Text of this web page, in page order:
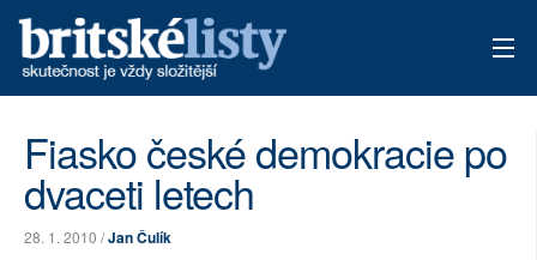
ARCHIV
TÉMATA
Fiasko české demokracie po
dvaceti letech
28. 1. 2010 /Jan Čulík